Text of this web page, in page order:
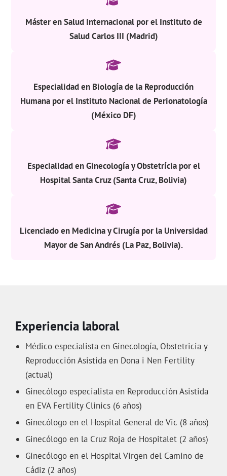
Máster en Salud Internacional por el Instituto de
Salud Carlos III (Madrid)
Especialidad en Biología de la Reproducción
Humana por el Instituto Nacional de Perionatología
(México DF)
Especialidad en Ginecología y Obstetrícia por el
Hospital Santa Cruz (Santa Cruz, Bolivia)
Licenciado en Medicina y Cirugía por la Universidad
Mayor de San Andrés (La Paz, Bolivia).
Experiencia laboral
Médico especialista en Ginecología, Obstetricia y
Reproducción Asistida en Dona i Nen Fertility
(actual)
Ginecólogo especialista en Reproducción Asistida
en EVA Fertility Clinics (6 años)
Ginecólogo en el Hospital General de Vic (8 años)
Ginecólogo en la Cruz Roja de Hospitalet (2 años)
Ginecólogo en el Hospital Virgen del Camino de
Cádiz (2 años)